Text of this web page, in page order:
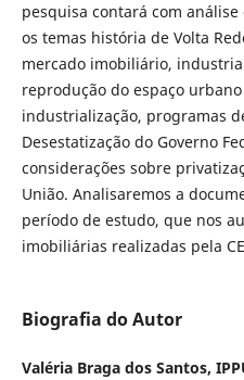
pesquisa contará com
os temas história de Volta
mercado imobiliário,
reprodução do espaço
industrialização, programas
Desestatização do Governo
considerações sobre
União. Analisaremos a
período de estudo, que nos
imobiliárias realizadas pela
Biografia do Autor
Valéria Braga dos Santos,